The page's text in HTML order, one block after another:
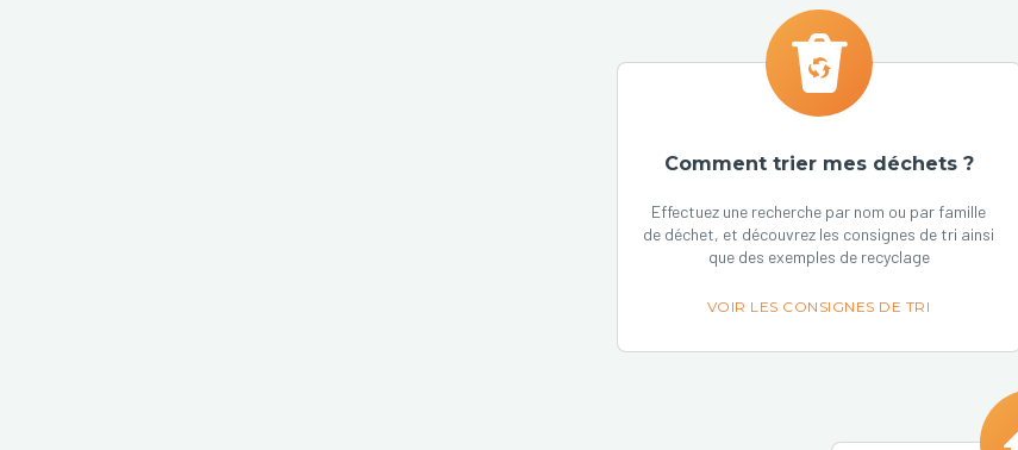
Comment trier mes déchets ?
Effectuez une recherche par nom ou par famille
de déchet, et découvrez les consignes de tri ainsi
que des exemples de recyclage
VOIR LES CONSIGNES DE TRI